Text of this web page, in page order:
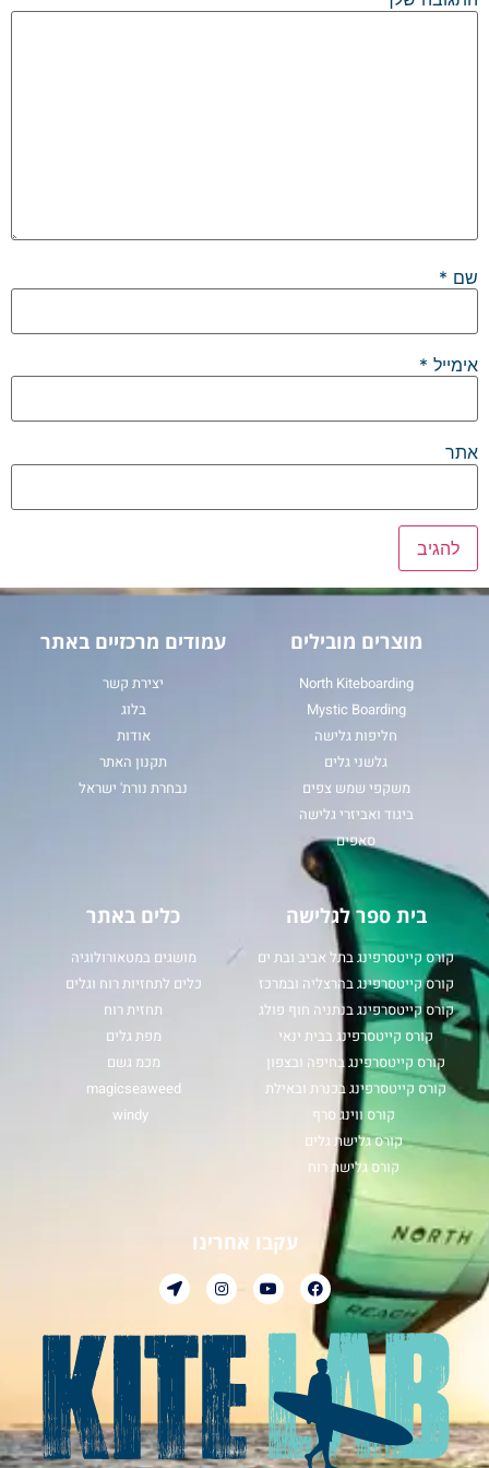
שם *
אימייל *
אתר
מוצרים מובילים
North Kiteboarding
Mystic Boarding
חליפות גלישה
גלשני גלים
משקפי שמש צפים
ביגוד ואביזרי גלישה
סאפים
עמודים מרכזיים באתר
יצירת קשר
בלוג
אודות
תקנון האתר
נבחרת נורת' ישראל
בית ספר לגלישה
קורס קייטסרפינג בתל אביב ובת ים
קורס קייטסרפינג בהרצליה ובמרכז
קורס קייטסרפינג בנתניה חוף פולג
קורס קייטסרפינג בבית ינאי
קורס קייטסרפינג בחיפה ובצפון
קורס קייטסרפינג בכנרת ובאילת
קורס ווינג סרף
קורס גלישת גלים
קורס גלישת רוח
כלים באתר
מושגים במטאורולוגיה
כלים לתחזיות רוח וגלים
תחזית רוח
מפת גלים
מכמ גשם
magicseaweed
windy
עקבו אחרינו